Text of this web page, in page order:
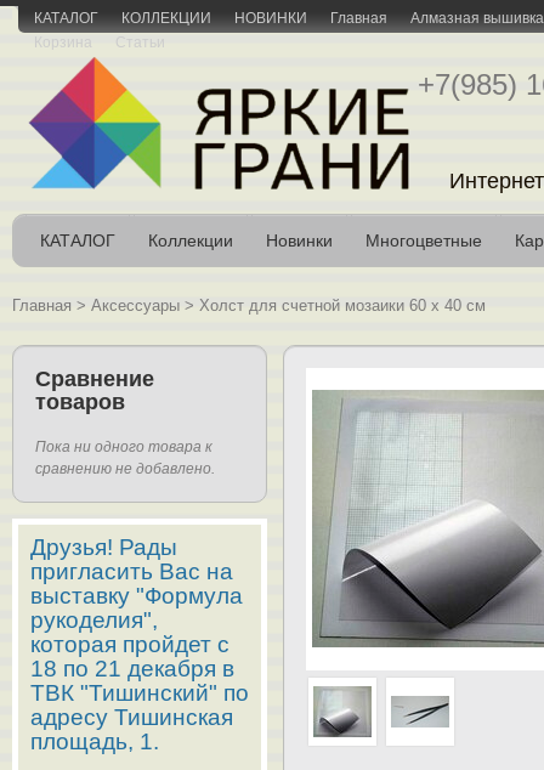
КАТАЛОГ КОЛЛЕКЦИИ НОВИНКИ Главная
Алмазная вышивка
Корзина
Статьи
+7(985)
КАТАЛОГ Коллекции Новинки Многоцветные
Главная > Аксессуары > Холст для счетной мозаики 60 х 40 см
Сравнение
товаров
Пока ни одного товара к
сравнению не добавлено.
Друзья! Рады
пригласить Вас на
выставку "Формула
рукоделия",
которая пройдет с
18 по 21 декабря в
ТВК "Тишинский" по
адресу Тишинская
площадь, 1.